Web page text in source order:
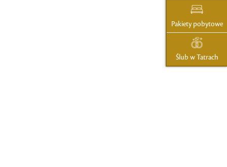
Pakiety pobytowe
Ślub w Tatrach